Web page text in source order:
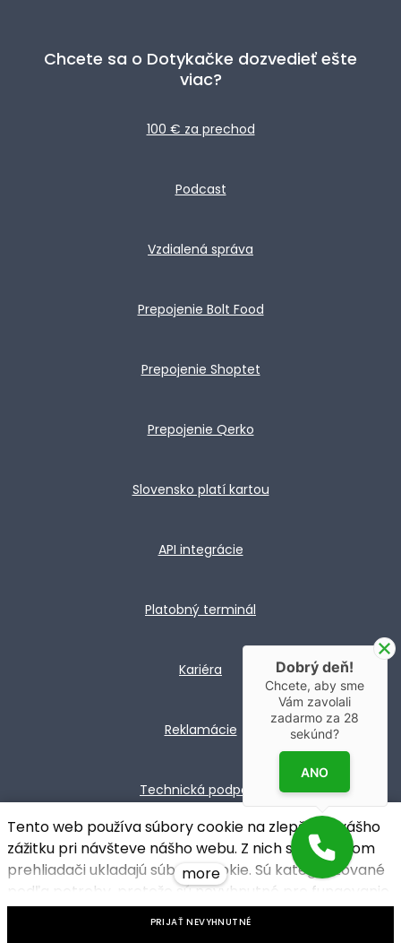
Chcete sa o Dotykačke dozvedieť ešte
viac?
100 € za prechod
Podcast
Vzdialená správa
Prepojenie Bolt Food
Prepojenie Shoptet
Prepojenie Qerko
Slovensko platí kartou
API integrácie
Platobný terminál
Kariéra
Reklamácie
Technická podpora
© 2026 ・ Dotypos SK s.r.o. ・ website hosted by
solidpixels.
Tento web používa súbory cookie na zlepšenie vášho
zážitku pri návšteve nášho webu. Z nich sa vo Vašom
prehliadači ukladajú súbory cookie. Sú kategorizované
podľa potreby, pretože sú nevyhnutné pre fungovanie
základných funkcií webu. Používame aj súbory cookie
more
PRIJAŤ NEVYHNUTNÉ
Dobrý deň!
Chcete, aby sme
Vám zavolali
zadarmo za 28
sekúnd?
ANO